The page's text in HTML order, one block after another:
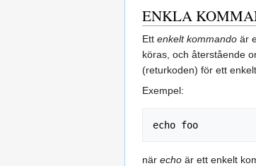
ENKLA
Ett enkelt kommando är
köras, och återstående
(returkoden) för ett
Exempel:
echo foo
när echo är ett enkelt